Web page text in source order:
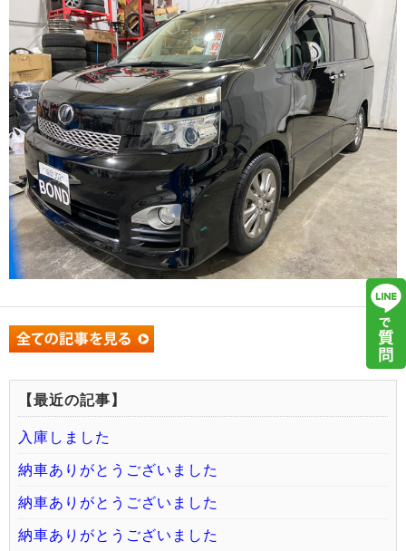
【最近の記事】
入庫しました
納車ありがとうございました
納車ありがとうございました
納車ありがとうございました